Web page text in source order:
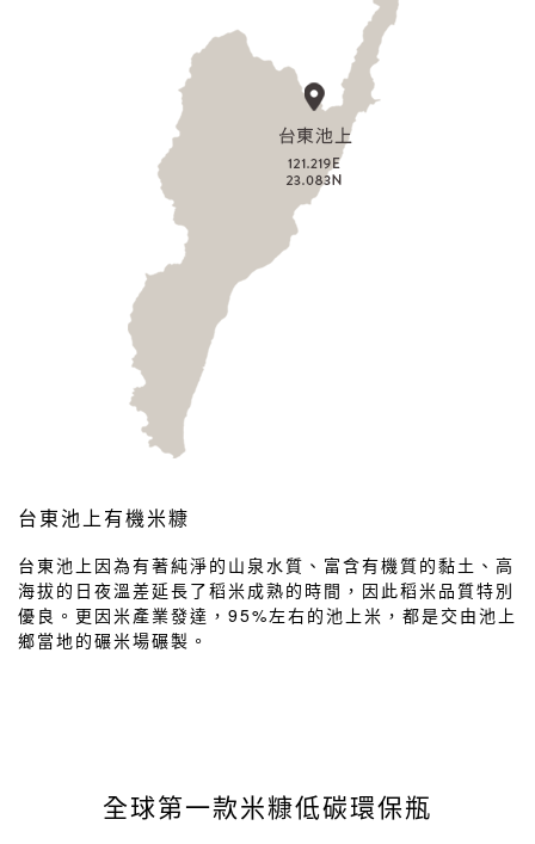
台東池上有機米糠
台東池上因為有著純淨的山泉水質、富含有機質的黏土、高
海拔的日夜溫差延長了稻米成熟的時間，因此稻米品質特別
優良。更因米產業發達，95%左右的池上米，都是交由池上
鄉當地的碾米場碾製。
全球第一款米糠低碳環保瓶